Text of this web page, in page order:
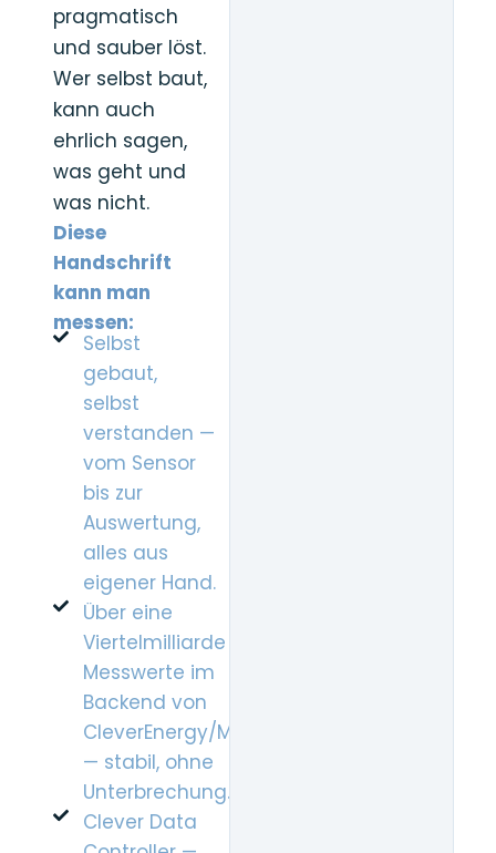
pragmatisch
und sauber löst.
Wer selbst baut,
kann auch
ehrlich sagen,
was geht und
was nicht.
Diese
Handschrift
kann man
messen:
Selbst
gebaut,
selbst
verstanden —
vom Sensor
bis zur
Auswertung,
alles aus
eigener Hand.
Über eine
Viertelmilliarde
Messwerte im
Backend von
CleverEnergy/MERICK
— stabil, ohne
Unterbrechung.
Clever Data